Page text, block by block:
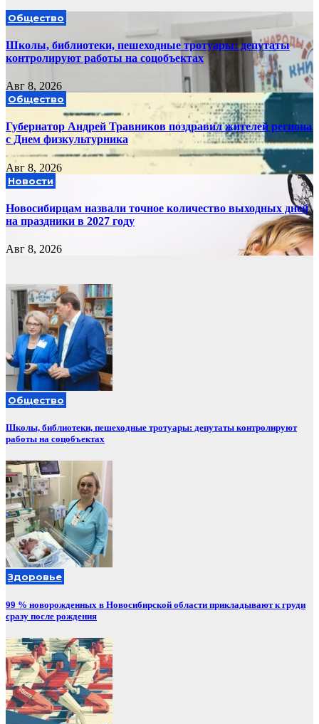
Общество
Школы, библиотеки, пешеходные тротуары: депутаты
контролируют работы на соцобъектах
Авг 8, 2026
Общество
Губернатор Андрей Травников поздравил жителей региона
с Днем физкультурника
Авг 8, 2026
Новости
Новосибирцам назвали точное количество выходных дней
на праздники в 2027 году
Авг 8, 2026
Общество
Школы, библиотеки, пешеходные тротуары: депутаты контролируют
работы на соцобъектах
Здоровье
99 % новорожденных в Новосибирской области прикладывают к груди
сразу после рождения